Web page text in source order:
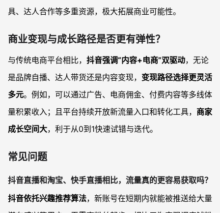
具、达人合作等多重资源，极大拓展商业可能性。
商业变现与成长路径是否更有弹性？
与传统电商平台相比， 抖音强调“内容+电商”双驱动，无论
是品牌自播、达人带货还是内容变现， 变现路径选择更灵活
多元。例如，可以通过广告、电商佣金、付费内容等多线体
量积累收入；且平台持续开放新流量入口和转化工具， 商家
成长空间大，利于从0到1快速试错与迭代。
常见问题
抖音直播和淘宝、快手直播相比，流量真的更容易获取吗？
抖音依托兴趣推荐算法，新账号在短期内就能被推送给大量